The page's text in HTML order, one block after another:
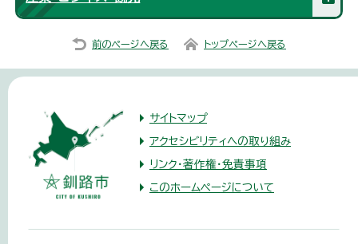
前のページへ戻る トップページへ戻る
サイトマップ
アクセシビリティへの取り組み
リンク・著作権・免責事項
このホームページについて